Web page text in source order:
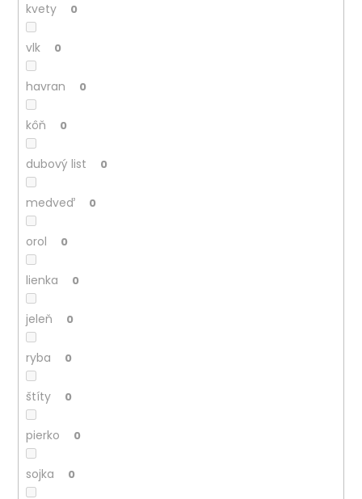
kvety 0
vlk 0
havran 0
kôň 0
dubový list 0
medveď 0
orol 0
lienka 0
jeleň 0
ryba 0
štíty 0
pierko 0
sojka 0